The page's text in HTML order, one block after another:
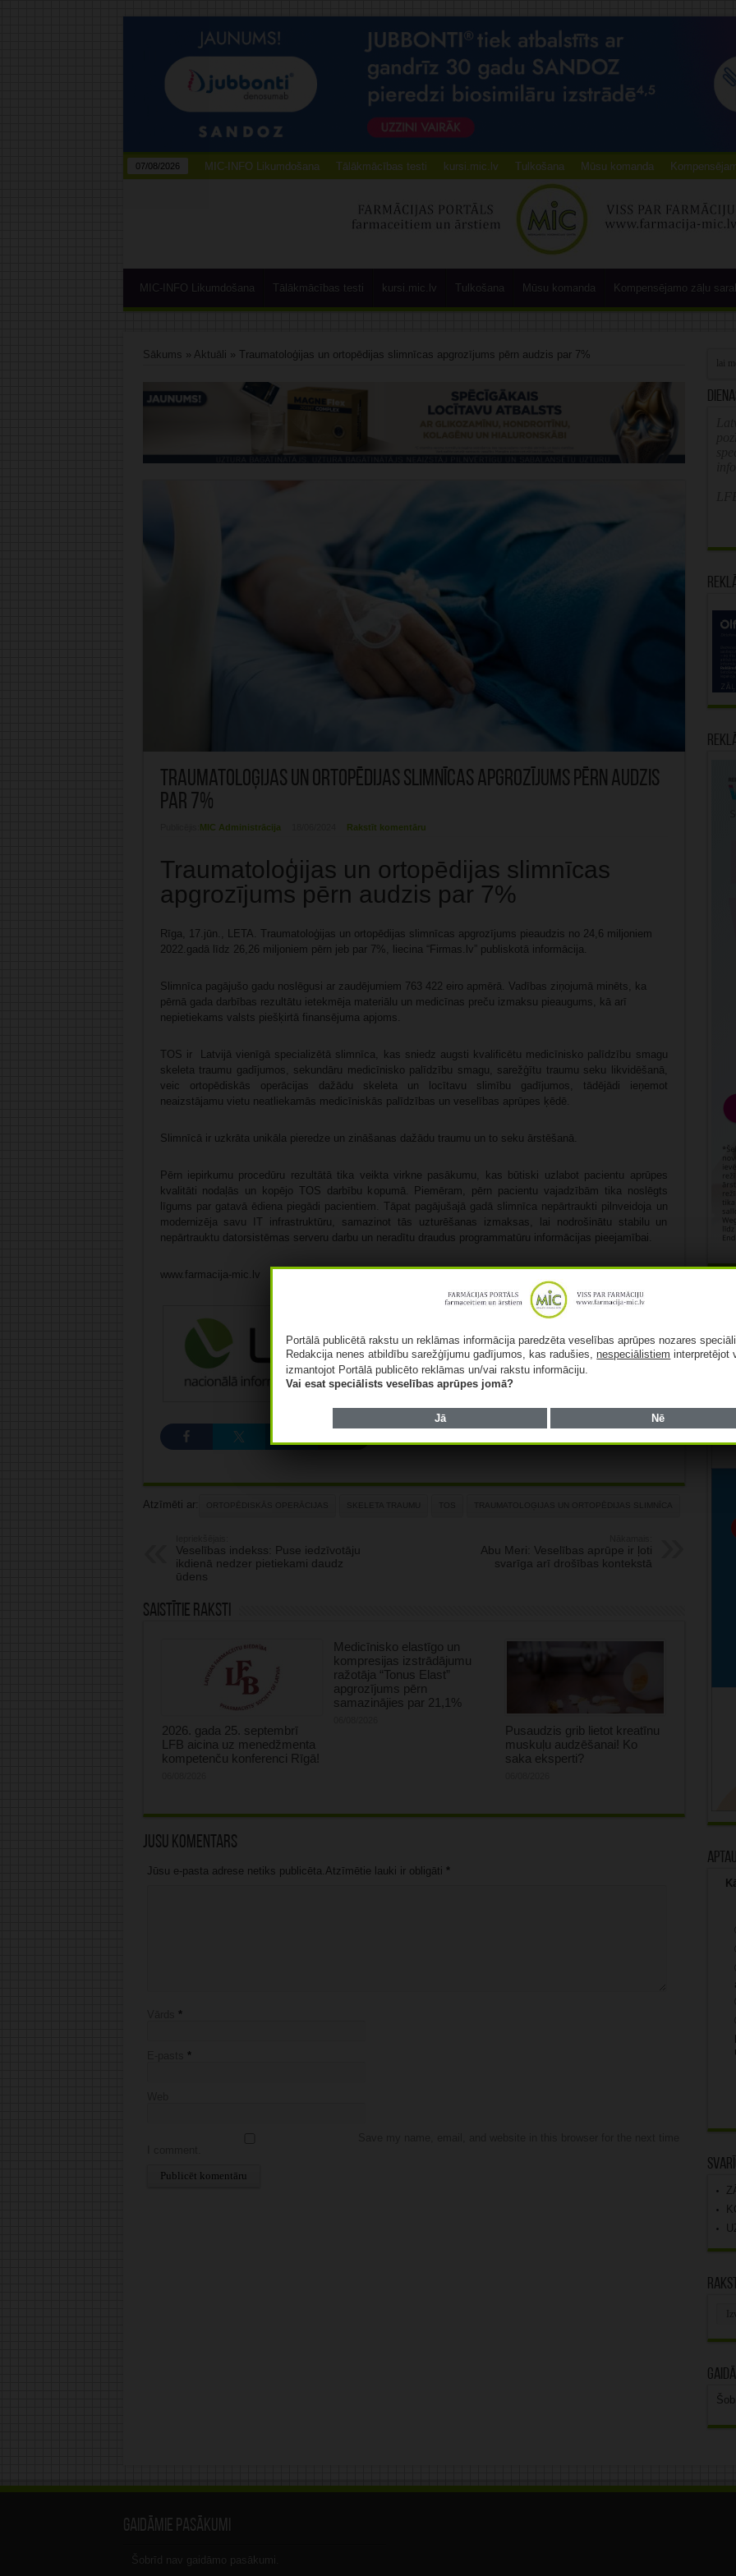
07/08/2026 MIC-INFO Likumdošana Tālākmācības testi kursi.mic.lv Tulkošana Mūsu komanda
MIC-INFO Likumdošana Tālākmācības testi kursi.mic.lv Tulkošana Mūsu komanda Kompensējamo zāļu
Sākums » Aktuāli » Traumatoloģijas un ortopēdijas slimnīcas apgrozījums pērn audzis par 7%
Traumatoloģijas un ortopēdijas slimnīcas apgrozījums pērn audzis
par 7%
MIC Administrācija Rakstīt komentāru
Traumatoloģijas un ortopēdijas slimnīcas
apgrozījums pērn audzis par 7%
Rīga, 17.jūn., LETA. Traumatoloģijas un ortopēdijas slimnīcas apgrozījums pieaudzis no 24,6 miljoniem
2022.gadā līdz 26,26 miljoniem pērn jeb par 7%, liecina “Firmas.lv” publiskotā informācija.
Slimnīca pagājušo gadu noslēgusi ar zaudējumiem 763 422 eiro apmērā. Vadības ziņojumā minēts, ka
pērnā gada darbības rezultātu ietekmēja materiālu un medicīnas preču izmaksu pieaugums, kā arī
nepietiekams valsts piešķirtā finansējuma apjoms.
TOS ir Latvijā vienīgā specializētā slimnīca, kas sniedz augsti kvalificētu medicīnisko palīdzību smagu
skeleta traumu gadījumos, sekundāru medicīnisko palīdzību smagu, sarežģītu traumu seku likvidēšanā,
veic ortopēdiskās operācijas dažādu skeleta un locītavu slimību gadījumos, tādējādi ieņemot
neaizstājamu vietu neatliekamās medicīniskās palīdzības un veselības aprūpes ķēdē.
Slimnīcā ir uzkrāta unikāla pieredze un zināšanas dažādu traumu un to seku ārstēšanā.
Pērn iepirkumu procedūru rezultātā tika veikta virkne pasākumu, kas būtiski uzlabot pacientu aprūpes
kvalitāti nodaļās un kopējo TOS darbību kopumā. Piemēram, pērn pacientu vajadzībām tika noslēgts
līgums par gatavā ēdiena piegādi pacientiem. Tāpat pagājušajā gadā slimnīca nepārtraukti pilnveidoja un
modernizēja savu IT infrastruktūru, samazinot tās uzturēšanas izmaksas, lai nodrošinātu stabilu un
nepārtrauktu datorsistēmas serveru darbu un neradītu draudus programmatūru informācijas pieejamībai.
www.farmacija-mic.lv
Atzīmēti ar: ORTOPĒDISKĀS OPERĀCIJAS SKELETA TRAUMU TRAUMATOLOĢIJAS UN ORTOPĒDIJAS SLIMNĪCA
Veselības indekss: Puse iedzīvotāju
ikdienā nedzer pietiekami daudz
ūdens
Abu Meri: Veselības aprūpe ir ļoti
svarīga arī drošības kontekstā
Saistītie raksti
2026. gada 25. septembrī
LFB aicina uz menedžmenta
kompetenču konferenci Rīgā!
Medicīnisko elastīgo un
kompresijas izstrādājumu
ražotāja “Tonus Elast”
apgrozījums pērn
samazinājies par 21,1%
Pusaudzis grib lietot kreatīnu
muskuļu audzēšanai! Ko
saka eksperti?
Jūsu komentārs
Jūsu e-pasta adrese netiks publicēta.Atzīmētie lauki ir obligāti *
*
*
Gaidāmie pasākumi
Šobrīd nav gaidāmo pasākumi.
Portālā publicētā rakstu un reklāmas informācija paredzēta veselības aprūpes nozares
Redakcija nenes atbildību sarežģījumu gadījumos, kas radušies,nespeciālistiem interpretējot
izmantojot Portālā publicēto reklāmas un/vai rakstu informāciju.
Vai esat speciālists veselības aprūpes jomā?
Jā Nē